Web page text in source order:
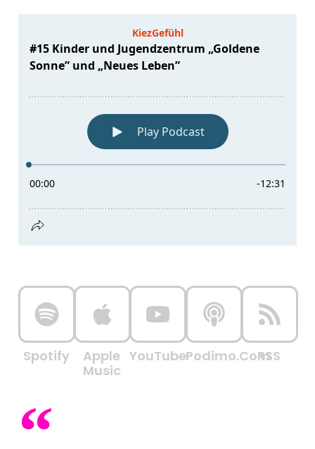
Spotify
Apple
Music
YouTubePodimo.com
RSS